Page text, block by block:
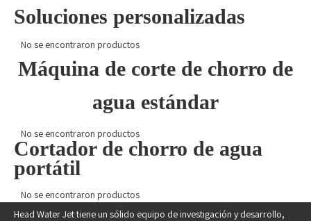
Soluciones personalizadas
No se encontraron productos
Máquina de corte de chorro de
agua estándar
No se encontraron productos
Cortador de chorro de agua
portátil
No se encontraron productos
Head Water Jet tiene un sólido equipo de investigación y desarrollo,